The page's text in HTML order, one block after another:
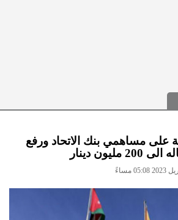
على مساهمي بنك الاتحاد ورفع
مليون دينار